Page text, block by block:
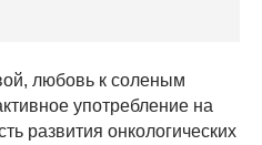
любовь к соленым
употребление на
развития онкологических